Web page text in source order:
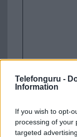
Telefonguru -
Information
If you wish to opt-
processing of your
targeted